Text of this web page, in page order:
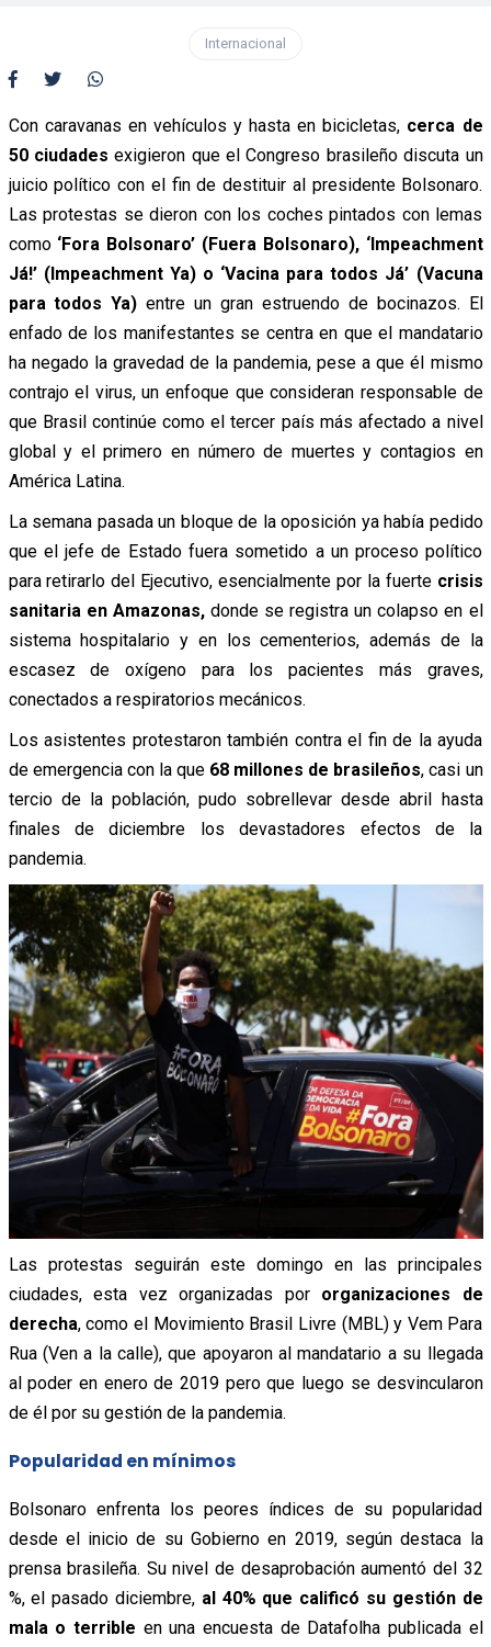
Internacional
Con caravanas en vehículos y hasta en bicicletas, cerca de
50 ciudadesexigieron que el Congreso brasileño discuta un
juicio político con el fin de destituir al presidente Bolsonaro.
Las protestas se dieron con los coches pintados con lemas
como‘Fora Bolsonaro’ (Fuera Bolsonaro), ‘Impeachment
Já!’ (Impeachment Ya) o ‘Vacina para todos Já’ (Vacuna
para todos Ya) entre un gran estruendo de bocinazos. El
enfado de los manifestantes se centra en que el mandatario
ha negado la gravedad de la pandemia, pese a que él mismo
contrajo el virus, un enfoque que consideran responsable de
que Brasil continúe como el tercer país más afectado a nivel
global y el primero en número de muertes y contagios en
América Latina.
La semana pasada un bloque de la oposición ya había pedido
que el jefe de Estado fuera sometido a un proceso político
para retirarlo del Ejecutivo, esencialmente por la fuerte crisis
sanitaria en Amazonas,donde se registra un colapso en el
sistema hospitalario y en los cementerios, además de la
escasez de oxígeno para los pacientes más graves,
conectados a respiratorios mecánicos.
Los asistentes protestaron también contra el fin de la ayuda
de emergencia con la que68 millones de brasileños, casi un
tercio de la población, pudo sobrellevar desde abril hasta
finales de diciembre los devastadores efectos de la
pandemia.
Las protestas seguirán este domingo en las principales
ciudades, esta vez organizadas por organizaciones de
derecha, como el Movimiento Brasil Livre (MBL) y Vem Para
Rua (Ven a la calle), que apoyaron al mandatario a su llegada
al poder en enero de 2019 pero que luego se desvincularon
de él por su gestión de la pandemia.
Popularidad en mínimos
Bolsonaro enfrenta los peores índices de su popularidad
desde el inicio de su Gobierno en 2019, según destaca la
prensa brasileña. Su nivel de desaprobación aumentó del 32
%, el pasado diciembre, al 40% que calificó su gestión de
mala o terrible en una encuesta de Datafolha publicada el